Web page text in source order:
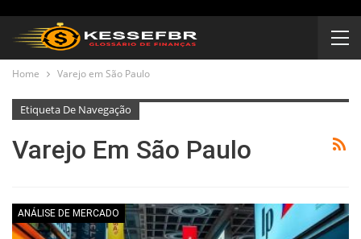
Home Varejo em São Paulo
Etiqueta De Navegação
Varejo Em São Paulo
ANÁLISE DE MERCADO